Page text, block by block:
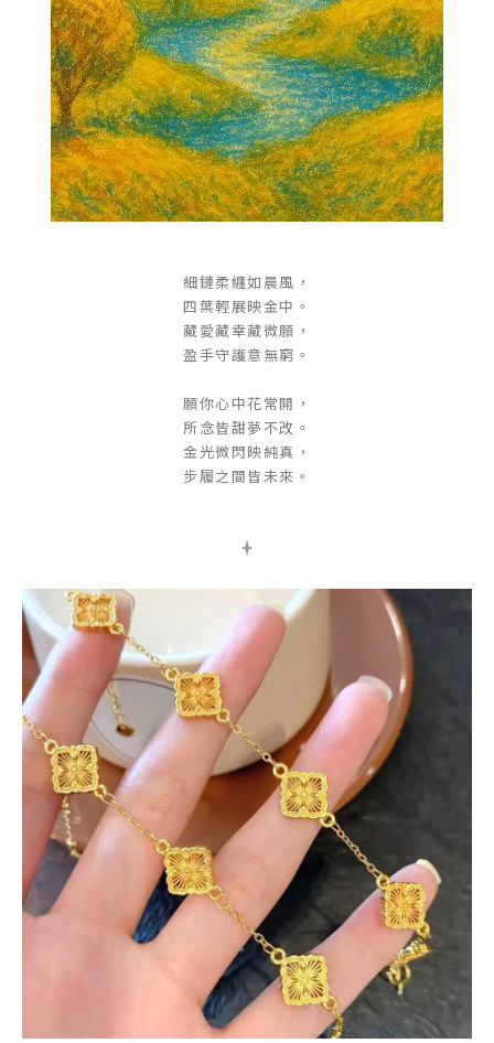
細鏈柔纏如晨風，
四葉輕展映金中。
藏愛藏幸藏微願，
盈手守護意無窮。
願你心中花常開，
所念皆甜夢不改。
金光微閃映純真，
步履之間皆未來。